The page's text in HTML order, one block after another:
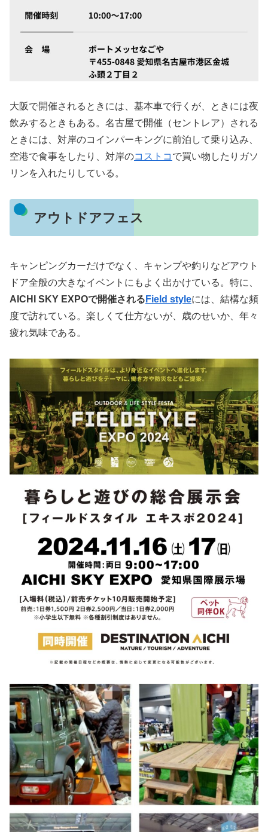
大阪で開催されるときには、基本車で行くが、ときには夜
飲みするときもある。名古屋で開催（セントレア）される
ときには、対岸のコインパーキングに前泊して乗り込み、
空港で食事をしたり、対岸のコストコ で買い物したりガソ
リンを入れたりしている。
アウトドアフェス
キャンピングカーだけでなく、キャンプや釣りなどアウト
ドア全般の大きなイベントにもよく出かけている。特に、
AICHI SKY EXPOで開催される Field styleには、結構な頻
度で訪れている。楽しくて仕方ないが、歳のせいか、年々
疲れ気味である。